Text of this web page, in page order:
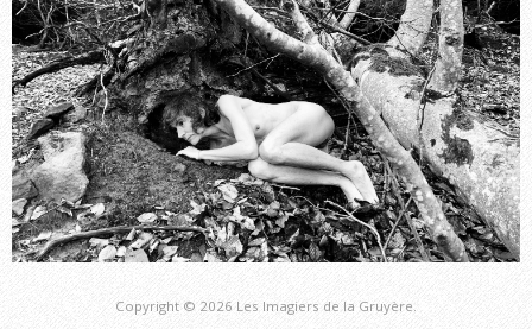
Copyright © 2026 Les Imagiers de la Gruyère.